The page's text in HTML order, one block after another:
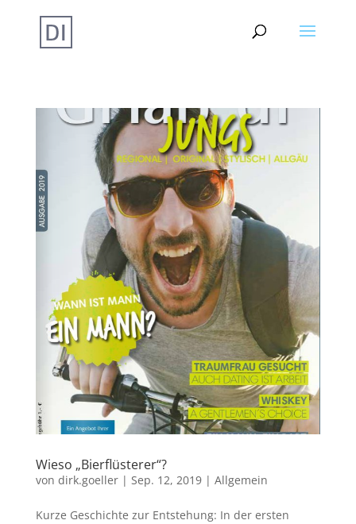
Wieso „Bierflüsterer“?
von dirk.goeller| Sep. 12, 2019| Allgemein
Kurze Geschichte zur Entstehung: In der ersten